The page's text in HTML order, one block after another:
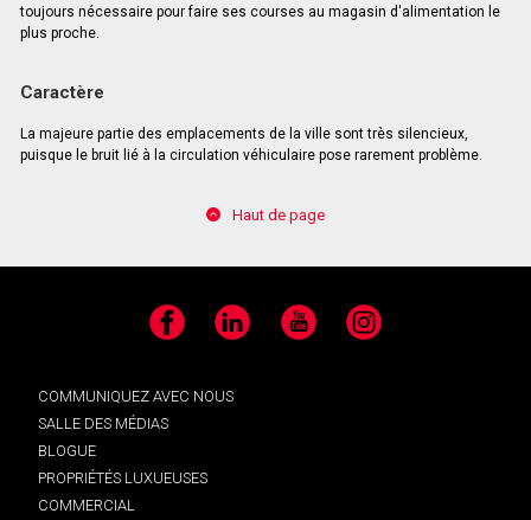
toujours nécessaire pour faire ses courses au magasin d'alimentation le
plus proche.
Caractère
La majeure partie des emplacements de la ville sont très silencieux,
puisque le bruit lié à la circulation véhiculaire pose rarement problème.
Haut de page
Facebook LinkedIn YouTube Instagram
COMMUNIQUEZ AVEC NOUS
SALLE DES MÉDIAS
BLOGUE
PROPRIÉTÉS LUXUEUSES
COMMERCIAL